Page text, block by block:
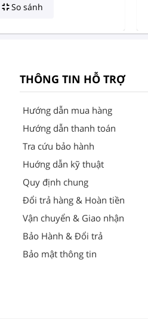
So sánh
THÔNG TIN HỖ TRỢ
Hướng dẫn mua hàng
Hướng dẫn thanh toán
Tra cứu bảo hành
Huớng dẫn kỹ thuật
Quy định chung
Đổi trả hàng & Hoàn tiền
Vận chuyển & Giao nhận
Bảo Hành & Đổi trả
Bảo mật thông tin